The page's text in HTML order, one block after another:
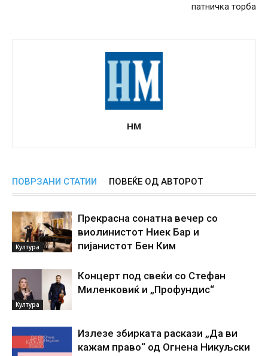
патничка торба
НМ
ПОВРЗАНИ СТАТИИ ПОВЕЌЕ ОД АВТОРОТ
Култура
Прекрасна сонатна вечер со
виолинистот Ниек Бар и
пијанистот Бен Ким
Култура
Концерт под свеќи со Стефан
Миленковиќ и „Профундис“
Излезе збирката раскази „Да ви
кажам право“ од Огнена Никуљски